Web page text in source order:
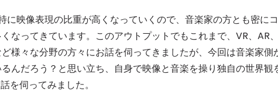
に映像表現の比重が高くなっていくので、音楽家の方とも密にコ
なってきています。このアウトプットでもこれまで、VR、AR
様々な分野の方々にお話を伺ってきましたが、今回は音楽家側
んだろう？と思い立ち、自身で映像と音楽を操り独自の世界観
伺ってみました。